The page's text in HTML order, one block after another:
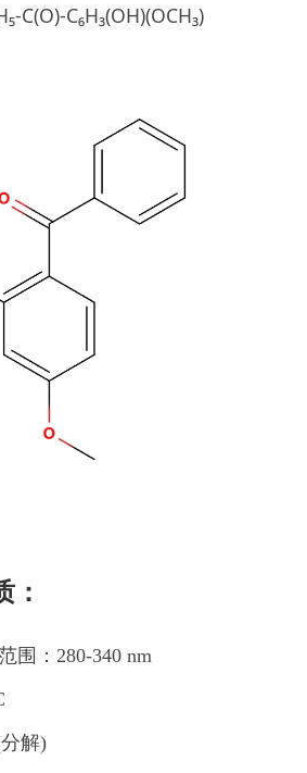
C(O)-C₆H₃(OH)(OCH₃)
：
围：280-340 nm
解)